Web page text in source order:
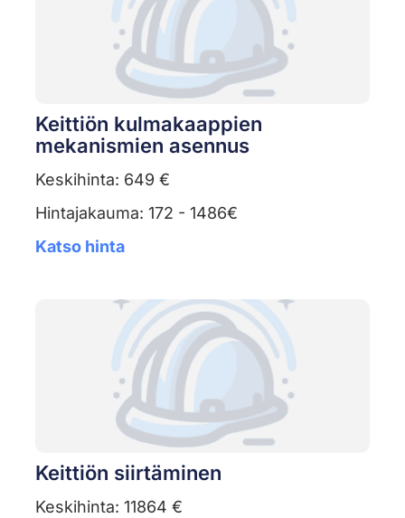
Keittiön kulmakaappien
mekanismien asennus
Keskihinta: 649 €
Hintajakauma: 172 - 1486€
Katso hinta
Keittiön siirtäminen
Keskihinta: 11864 €